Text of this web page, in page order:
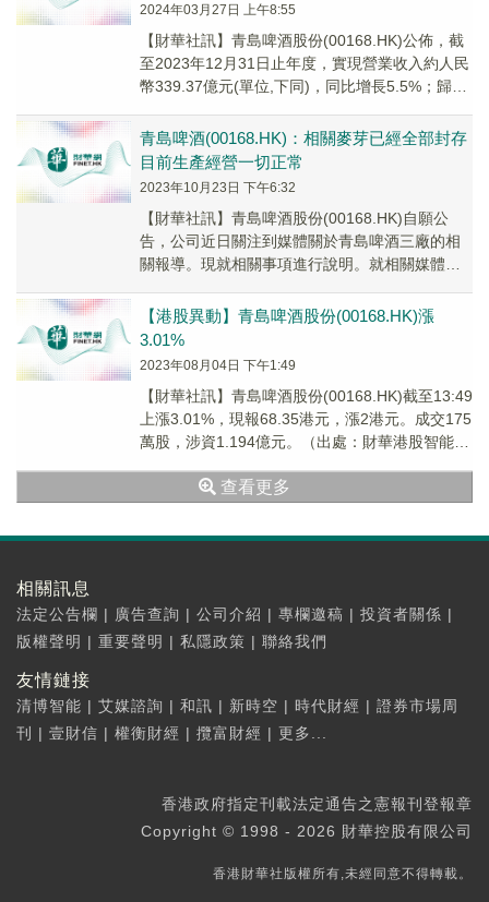
2024年03月27日 上午8:55
【財華社訊】青島啤酒股份(00168.HK)公佈，截
至2023年12月31日止年度，實現營業收入約人民
幣339.37億元(單位,下同)，同比增長5.5%；歸屬
青島啤酒(00168.HK)：相關麥芽已經全部封存
目前生產經營一切正常
2023年10月23日 下午6:32
【財華社訊】青島啤酒股份(00168.HK)自願公
告，公司近日關注到媒體關於青島啤酒三廠的相
關報導。現就相關事項進行說明。就相關媒體報
公...
【港股異動】青島啤酒股份(00168.HK)漲
3.01%
2023年08月04日 下午1:49
【財華社訊】青島啤酒股份(00168.HK)截至13:49
上漲3.01%，現報68.35港元，漲2港元。成交175
萬股，涉資1.194億元。（出處：財華港股智能寫
查看更多
相關訊息
法定公告欄 | 廣告查詢 | 公司介紹 | 專欄邀稿 | 投資者關係 |
版權聲明 | 重要聲明 | 私隱政策 | 聯絡我們
友情鏈接
清博智能 | 艾媒諮詢 | 和訊 | 新時空 | 時代財經 | 證券市場周
刊
| 壹財信 | 權衡財經 | 攬富財經 | 更多...
香港政府指定刊載法定通告之憲報刊登報章
Copyright © 1998 - 2026 財華控股有限公司
香港財華社版權所有,未經同意不得轉載。